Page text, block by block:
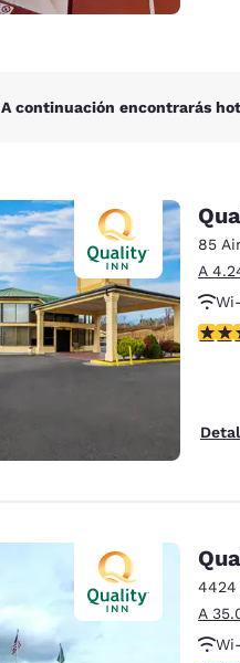
A continuación encontrarás
85
A
4424
A